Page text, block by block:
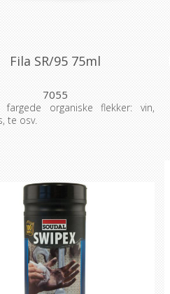
Fila SR/95 75ml
7055
fargede organiske flekker: vin,
te osv.